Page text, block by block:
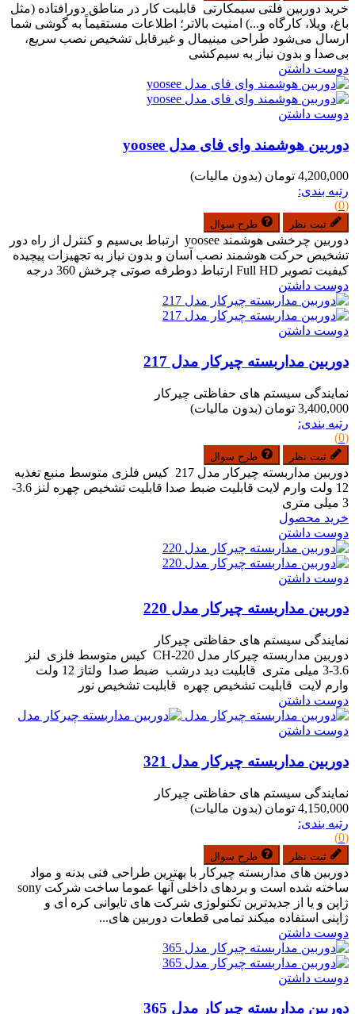
خرید دوربین فلتی سیمکارتی قابلیت کار در مناطق دورافتاده (مثل
باغ، ویلا، کارگاه و...) امنیت بالاتر؛ اطلاعات مستقیماً به گوشی شما
ارسال می‌شود طراحی مینیمال و غیرقابل تشخیص نصب سریع،
بی‌صدا و بدون نیاز به سیم‌کشی
دوست داشتن
دوست داشتن
دوربین هوشمند وای فای مدل yoosee
4,200,000 تومان
(بدون مالیات)
رتبه بندی:
(0)
ثبت نظر طرح سوال
دوربین چرخشی هوشمند yoosee ارتباط بی‌سیم و کنترل از راه دور
تشخیص حرکت هوشمند نصب آسان و بدون نیاز به تجهیزات پیچیده
کیفیت تصویر Full HD ارتباط دوطرفه صوتی چرخش 360 درجه
دوست داشتن
دوست داشتن
دوربین مداربسته چیرکار مدل 217
نمایندگی سیستم های حفاظتی چیرکار
3,400,000 تومان
(بدون مالیات)
رتبه بندی:
(0)
ثبت نظر طرح سوال
دوربین مداربسته چیرکار مدل 217 کیس فلزی متوسط منبع تغذیه
12 ولت وارم لایت قابلیت ضبط صدا قابلیت تشخیص چهره لنز 3.6-
3 میلی متری
خرید محصول
دوست داشتن
دوست داشتن
دوربین مداربسته چیرکار مدل 220
نمایندگی سیستم های حفاظتی چیرکار
دوربین مداربسته چیرکار مدل CH-220 کیس متوسط فلزی لنز
3.6-3 میلی متری قابلیت دید درشب ضبط صدا ولتاژ 12 ولت
وارم لایت قابلیت تشخیص چهره قابلیت تشخیص نور
دوست داشتن
دوست داشتن
دوربین مداربسته چیرکار مدل 321
نمایندگی سیستم های حفاظتی چیرکار
4,150,000 تومان
(بدون مالیات)
رتبه بندی:
(0)
ثبت نظر طرح سوال
دوربین های مداربسته چیرکار با بهترین طراحی فنی بدنه و مواد
ساخته شده است و بردهای داخلی آنها عموما ساخت شرکت sony
ژاپن و یا از جدیدترین تکنولوژی شرکت های تایوانی کره ای و
ژاپنی استفاده میکند تمامی قطعات دوربین های...
دوست داشتن
دوست داشتن
دوربین مداربسته چیرکار مدل 365